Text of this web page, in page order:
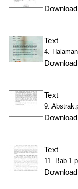
Text
4.
Text
9.
Text
11. Bab